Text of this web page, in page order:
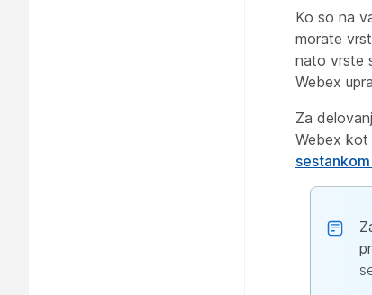
Ko so na
morate
nato vrste
Webex
Za
Webex kot